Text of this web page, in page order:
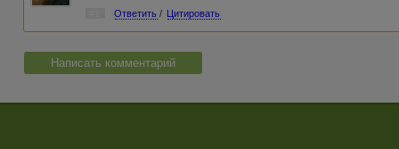
Ответить / Цитировать
Написать комментарий